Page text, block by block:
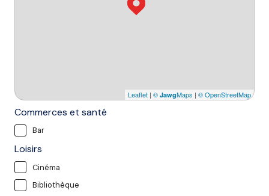
Leaflet | © JawgMaps | © OpenStreetMap
Commerces et santé
Bar
Loisirs
Cinéma
Bibliothèque